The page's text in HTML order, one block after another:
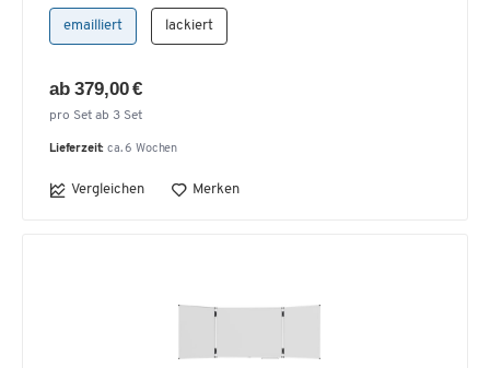
emailliert lackiert
ab 379,00 €
pro Set ab 3 Set
Lieferzeit: ca. 6 Wochen
Vergleichen Merken